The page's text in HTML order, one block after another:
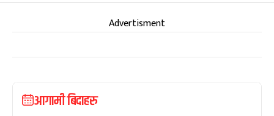
Advertisment
आगामी बिदाहरु